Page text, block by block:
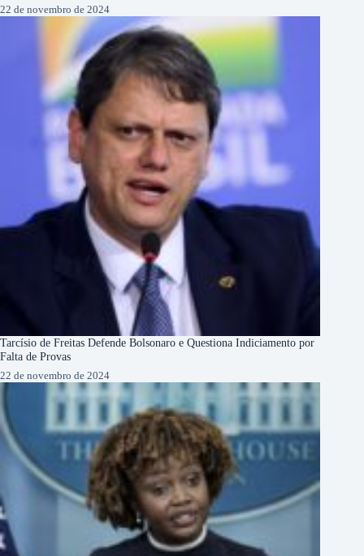
22 de novembro de 2024
Tarcísio de Freitas Defende Bolsonaro e Questiona Indiciamento por
Falta de Provas
22 de novembro de 2024